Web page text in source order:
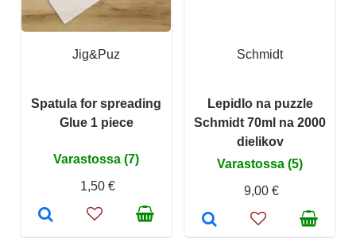
Jig&Puz
Spatula for spreading
Glue 1 piece
Varastossa (7)
1,50 €
Schmidt
Lepidlo na puzzle
Schmidt 70ml na 2000
dielikov
Varastossa (5)
9,00 €